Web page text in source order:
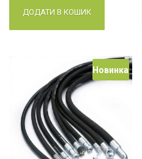
ДОДАТИ В КОШИК
Новинка